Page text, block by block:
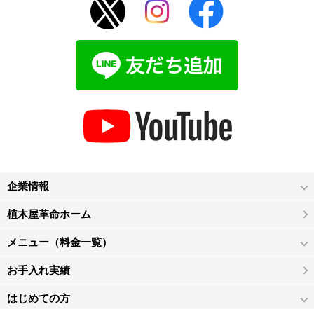
企業情報
植木屋革命ホーム
メニュー（料金一覧）
お手入れ実績
はじめての方